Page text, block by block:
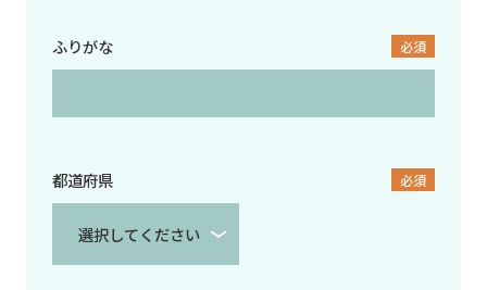
ふりがな 必須
都道府県 必須